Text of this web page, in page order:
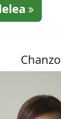
Chanzo